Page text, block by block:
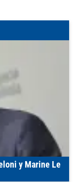
y Marine Le